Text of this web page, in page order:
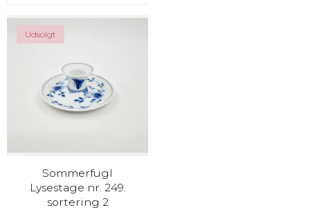
Udsolgt
Sommerfugl
Lysestage nr. 249.
sortering 2